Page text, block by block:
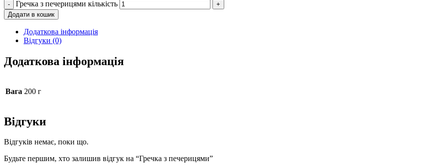
- Гречка з печерицями кількість
+
Додати в кошик
Додаткова інформація
Відгуки (0)
Додаткова інформація
Вага 200 г
Відгуки
Відгуків немає, поки що.
Будьте першим, хто залишив відгук на “Гречка з печерицями”